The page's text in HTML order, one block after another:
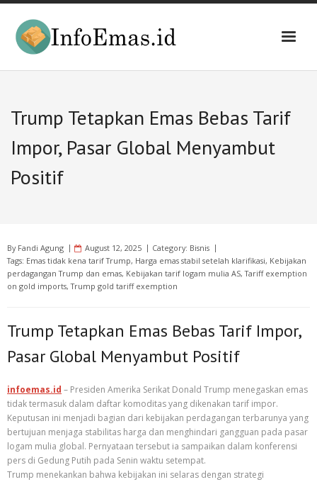
Skip
content
Trump Tetapkan Emas Bebas Tarif
Impor, Pasar Global Menyambut
Positif
By Fandi Agung August 12, 2025 Category: Bisnis
Tags: Emas tidak kena tarif Trump, Harga emas stabil setelah klarifikasi, Kebijakan
perdagangan Trump dan emas, Kebijakan tarif logam mulia AS,Tariff exemption
on gold imports,Trump gold tariff exemption
Trump Tetapkan Emas Bebas Tarif Impor,
Pasar Global Menyambut Positif
infoemas.id – Presiden Amerika Serikat Donald Trump menegaskan emas
tidak termasuk dalam daftar komoditas yang dikenakan tarif impor.
Keputusan ini menjadi bagian dari kebijakan perdagangan terbarunya yang
bertujuan menjaga stabilitas harga dan menghindari gangguan pada pasar
logam mulia global. Pernyataan tersebut ia sampaikan dalam konferensi
pers di Gedung Putih pada Senin waktu setempat.
Trump menekankan bahwa kebijakan ini selaras dengan strategi